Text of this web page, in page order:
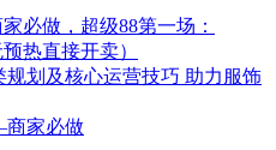
必做，超级88第一场：
热直接开卖）
规划及核心运营技巧 助力服饰
家必做